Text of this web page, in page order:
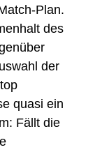
Plan.
des
der
quasi ein
Fällt die